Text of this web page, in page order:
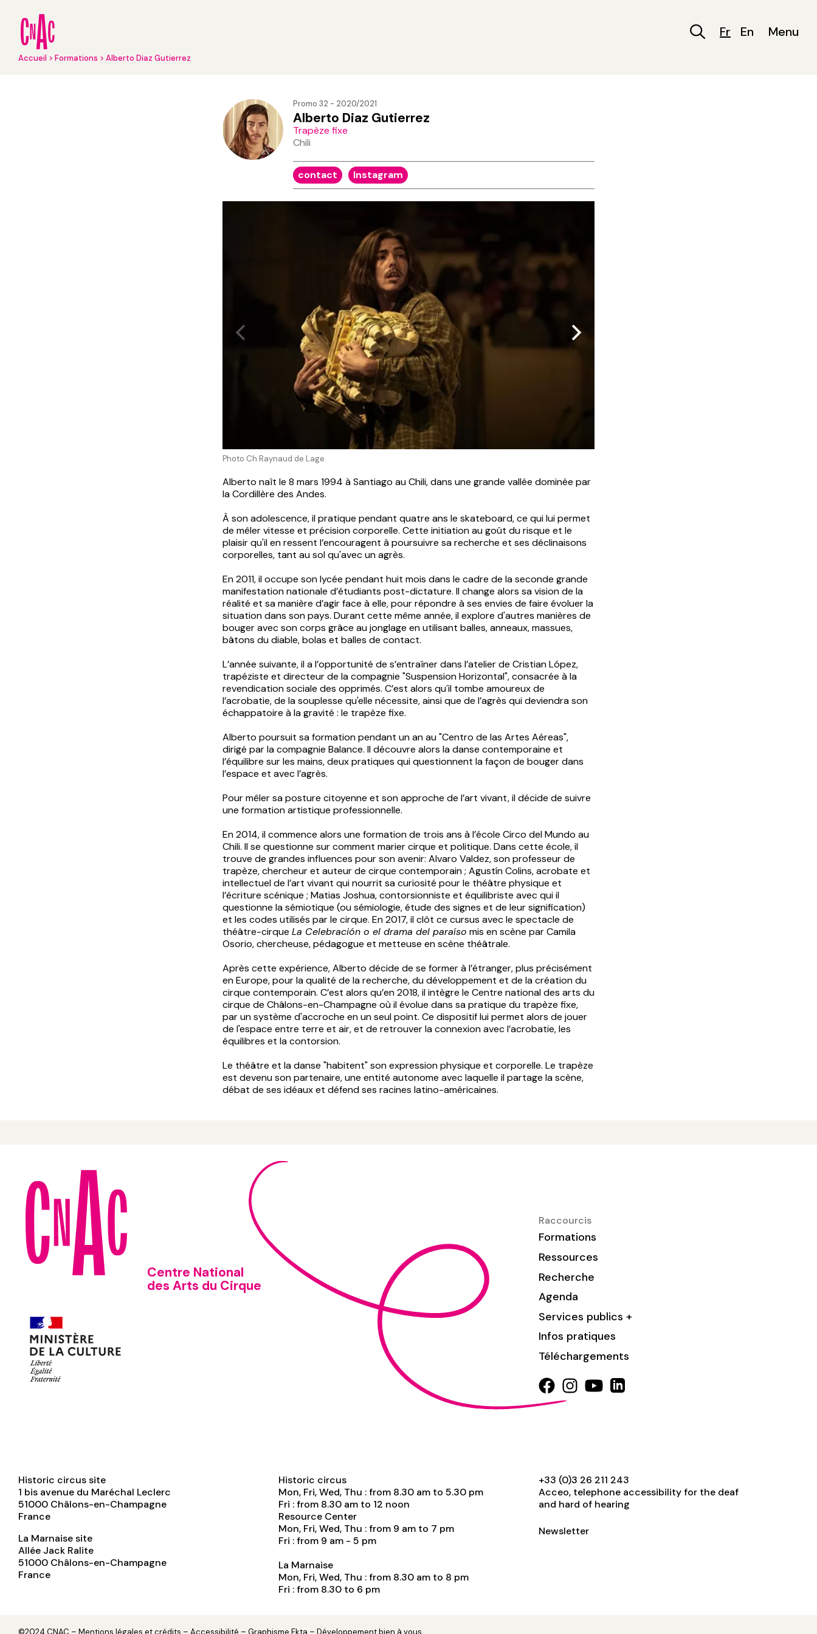
contenu
principal
Fr En Menu
Fil
Accueil Formations Alberto Diaz Gutierrez
Promo 32 - 2020/2021
Alberto Diaz Gutierrez
Trapèze fixe
Chili
contact Instagram
Photo Ch Raynaud de Lage
Alberto naît le 8 mars 1994 à Santiago au Chili, dans une grande vallée dominée par
la Cordillère des Andes.
À son adolescence, il pratique pendant quatre ans le skateboard, ce qui lui permet
de mêler vitesse et précision corporelle. Cette initiation au goût du risque et le
plaisir qu'il en ressent l’encouragent à poursuivre sa recherche et ses déclinaisons
corporelles, tant au sol qu'avec un agrès.
En 2011, il occupe son lycée pendant huit mois dans le cadre de la seconde grande
manifestation nationale d’étudiants post-dictature. Il change alors sa vision de la
réalité et sa manière d’agir face à elle, pour répondre à ses envies de faire évoluer la
situation dans son pays. Durant cette même année, il explore d'autres manières de
bouger avec son corps grâce au jonglage en utilisant balles, anneaux, massues,
bâtons du diable, bolas et balles de contact.
L’année suivante, il a l’opportunité de s’entraîner dans l’atelier de Cristian López,
trapéziste et directeur de la compagnie "Suspension Horizontal", consacrée à la
revendication sociale des opprimés. C’est alors qu´il tombe amoureux de
l’acrobatie, de la souplesse qu'elle nécessite, ainsi que de l’agrès qui deviendra son
échappatoire à la gravité : le trapèze fixe.
Alberto poursuit sa formation pendant un an au "Centro de las Artes Aéreas",
dirigé par la compagnie Balance. Il découvre alors la danse contemporaine et
l’équilibre sur les mains, deux pratiques qui questionnent la façon de bouger dans
l’espace et avec l’agrès.
Pour mêler sa posture citoyenne et son approche de l’art vivant, il décide de suivre
une formation artistique professionnelle.
En 2014, il commence alors une formation de trois ans à l’école Circo del Mundo au
Chili. Il se questionne sur comment marier cirque et politique. Dans cette école, il
trouve de grandes influences pour son avenir: Alvaro Valdez, son professeur de
trapèze, chercheur et auteur de cirque contemporain ; Agustín Colins, acrobate et
intellectuel de l’art vivant qui nourrit sa curiosité pour le théâtre physique et
l’écriture scénique ; Matias Joshua, contorsionniste et équilibriste avec qui il
questionne la sémiotique (ou sémiologie, étude des signes et de leur signification)
et les codes utilisés par le cirque. En 2017, il clôt ce cursus avec le spectacle de
théâtre-cirque La Celebración o el drama del paraíso mis en scène par Camila
Osorio, chercheuse, pédagogue et metteuse en scène théâtrale.
Après cette expérience, Alberto décide de se former à l’étranger, plus précisément
en Europe, pour la qualité de la recherche, du développement et de la création du
cirque contemporain. C’est alors qu’en 2018, il intègre le Centre national des arts du
cirque de Châlons-en-Champagne où il évolue dans sa pratique du trapèze fixe,
par un système d'accroche en un seul point. Ce dispositif lui permet alors de jouer
de l'espace entre terre et air, et de retrouver la connexion avec l’acrobatie, les
équilibres et la contorsion.
Le théâtre et la danse "habitent" son expression physique et corporelle. Le trapèze
est devenu son partenaire, une entité autonome avec laquelle il partage la scène,
débat de ses idéaux et défend ses racines latino-américaines.
Centre National
des Arts du Cirque
Raccourcis
Formations
Ressources
Recherche
Agenda
Services publics +
Infos pratiques
Téléchargements
Historic circus site
1 bis avenue du Maréchal Leclerc
51000 Châlons-en-Champagne
France
La Marnaise site
Allée Jack Ralite
51000 Châlons-en-Champagne
France
Historic circus
Mon, Fri, Wed, Thu : from 8.30 am to 5.30 pm
Fri : from 8.30 am to 12 noon
Resource Center
Mon, Fri, Wed, Thu : from 9 am to 7 pm
Fri : from 9 am - 5 pm
La Marnaise
Mon, Fri, Wed, Thu : from 8.30 am to 8 pm
Fri : from 8.30 to 6 pm
+33 (0)3 26 211 243
Acceo, telephone accessibility for the deaf
and hard of hearing
Newsletter
©2024 CNAC – Mentions légales et crédits – Accessibilité – Graphisme Ekta – Développementbien à vous